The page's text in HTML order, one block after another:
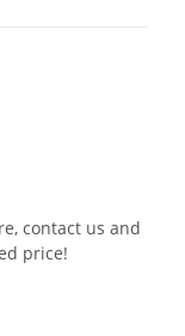
contact us and
price!